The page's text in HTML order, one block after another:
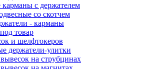
с держателем
со скотчем
- карманы
товар
и шелфтокеров
держатели-улитки
на струбцинах